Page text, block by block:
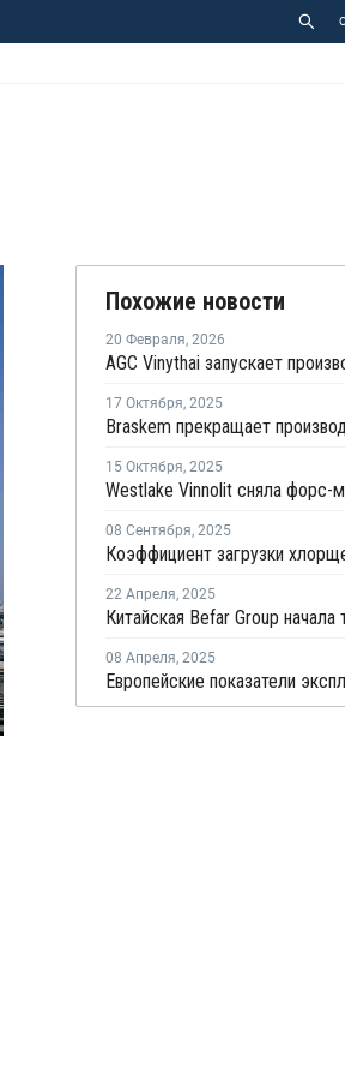
Похожие новости
20 Февраля, 2026
17 Октября, 2025
15 Октября, 2025
08 Сентября, 2025
22 Апреля, 2025
08 Апреля, 2025